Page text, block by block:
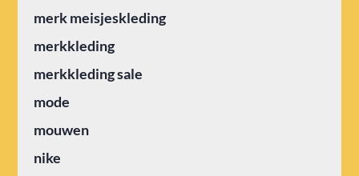
merk meisjeskleding
merkkleding
merkkleding sale
mode
mouwen
nike